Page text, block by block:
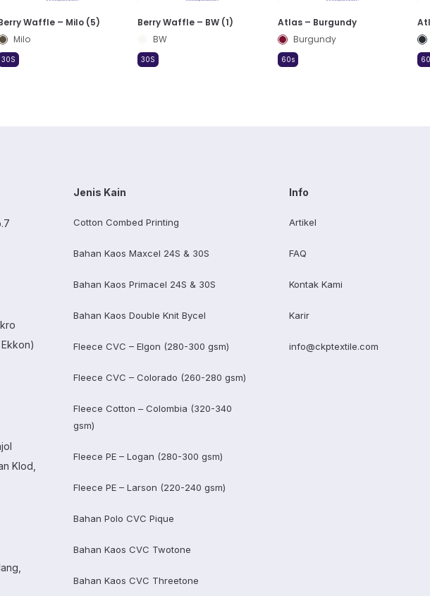
Waffle – Milo (5)
Milo
30S
Berry Waffle – BW (1)
BW
30S
Atlas – Burgundy
Burgundy
60s
Klod,
Jenis Kain
Cotton Combed Printing
Bahan Kaos Maxcel 24S & 30S
Bahan Kaos Primacel 24S & 30S
Bahan Kaos Double Knit Bycel
Fleece CVC – Elgon (280-300 gsm)
Fleece CVC – Colorado (260-280 gsm)
Fleece Cotton – Colombia (320-340
gsm)
Fleece PE – Logan (280-300 gsm)
Fleece PE – Larson (220-240 gsm)
Bahan Polo CVC Pique
Bahan Kaos CVC Twotone
Bahan Kaos CVC Threetone
Info
Artikel
FAQ
Kontak Kami
Karir
info@ckptextile.com